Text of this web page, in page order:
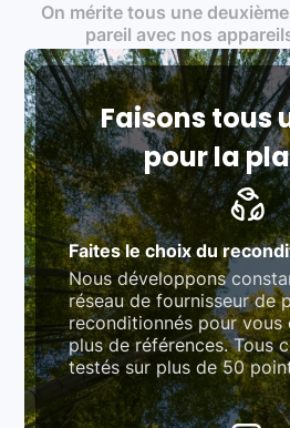
traitement des déchets
Produits testés et vérifiés
rigoureux (80 à 100
fonction des produits)
Respect des normes
référentiel QualiRepar
On mérite tous une
pareil avec nos
Faisons tous
pour la
Faites le choix du
Nous développons
réseau de fournisseur de
reconditionnés pour
plus de références. Tous
testés sur plus de 50